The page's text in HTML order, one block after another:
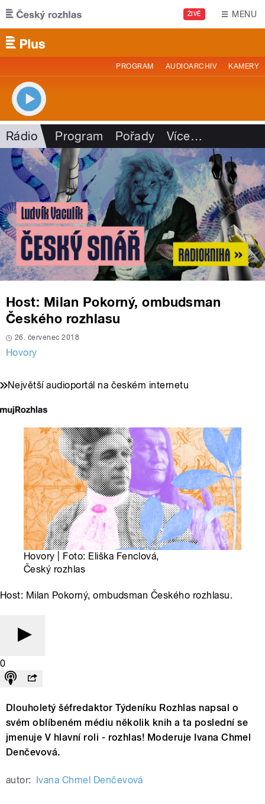
Přejít k hlavnímu obsahu
ŽIVĚ MENU
PROGRAM AUDIOARCHIV KAMERY
Rádio Program Pořady Více…
Host: Milan Pokorný, ombudsman
Českého rozhlasu
26. červenec 2018
Hovory
Největší audioportál na českém internetu
Hovory | Foto: Eliška Fenclová,
Český rozhlas
Host: Milan Pokorný, ombudsman Českého rozhlasu.
0
Dlouholetý šéfredaktor Týdeníku Rozhlas napsal o
svém oblíbeném médiu několik knih a ta poslední se
jmenuje V hlavní roli - rozhlas! Moderuje Ivana Chmel
Denčevová.
autor: Ivana Chmel Denčevová